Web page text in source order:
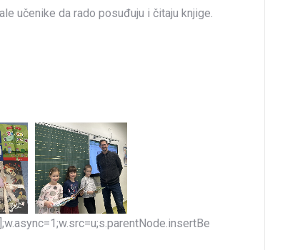
učenike da rado posuđuju i čitaju knjige.